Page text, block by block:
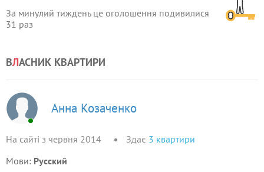
За минулий тиждень це оголошення подивилися
31 раз
ВЛАСНИК КВАРТИРИ
Анна Козаченко
На сайті з червня 2014 Здає 3 квартири
Мови: Русский